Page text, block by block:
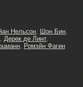
Нельсон, Шон Бин,
, Дерек де Линт,
, Ромэйн Фагин